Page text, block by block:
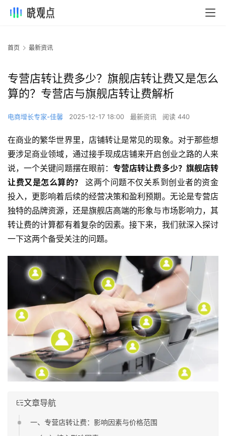
首页 最新资讯
专营店转让费多少？旗舰店转让费又是怎么
算的？专营店与旗舰店转让费解析
电商增长专家-佳馨 2025-12-17 18:00 最新资讯 阅读 440
在商业的繁华世界里，店铺转让是常见的现象。对于那些想
要涉足商业领域，通过接手现成店铺来开启创业之路的人来
说，一个关键问题摆在眼前：专营店转让费多少？旗舰店转
让费又是怎么算的？
这两个问题不仅关系到创业者的资金
投入，更影响着后续的经营决策和盈利预期。无论是专营店
独特的品牌资源，还是旗舰店高端的形象与市场影响力，其
转让费的计算都有着复杂的因素。接下来，我们就深入探讨
一下这两个备受关注的问题。
文章导航
一、专营店转让费：影响因素与价格范围